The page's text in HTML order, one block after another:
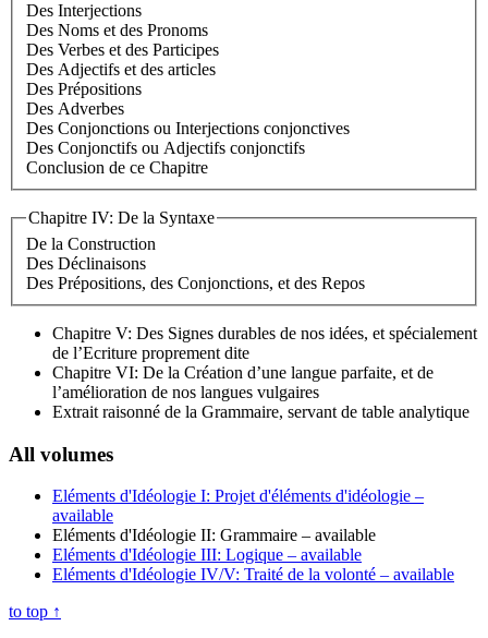
Des Interjections
Des Noms et des Pronoms
Des Verbes et des Participes
Des Adjectifs et des articles
Des Prépositions
Des Adverbes
Des Conjonctions ou Interjections conjonctives
Des Conjonctifs ou Adjectifs conjonctifs
Conclusion de ce Chapitre
Chapitre IV: De la Syntaxe
De la Construction
Des Déclinaisons
Des Prépositions, des Conjonctions, et des Repos
Chapitre V: Des Signes durables de nos idées, et spécialement
de l’Ecriture proprement dite
Chapitre VI: De la Création d’une langue parfaite, et de
l’amélioration de nos langues vulgaires
Extrait raisonné de la Grammaire, servant de table analytique
All volumes
Eléments d'Idéologie I: Projet d'éléments d'idéologie –
available
Eléments d'Idéologie II: Grammaire – available
Eléments d'Idéologie III: Logique – available
Eléments d'Idéologie IV/V: Traité de la volonté – available
to top ↑